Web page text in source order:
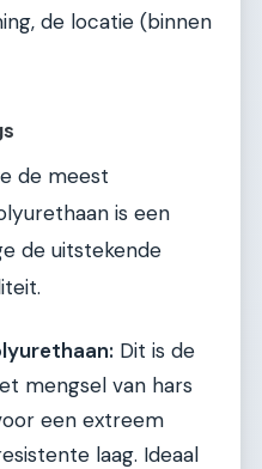
de locatie (binnen
de meest
is een
de uitstekende
Dit is de
mengsel van hars
een extreem
laag. Ideaal